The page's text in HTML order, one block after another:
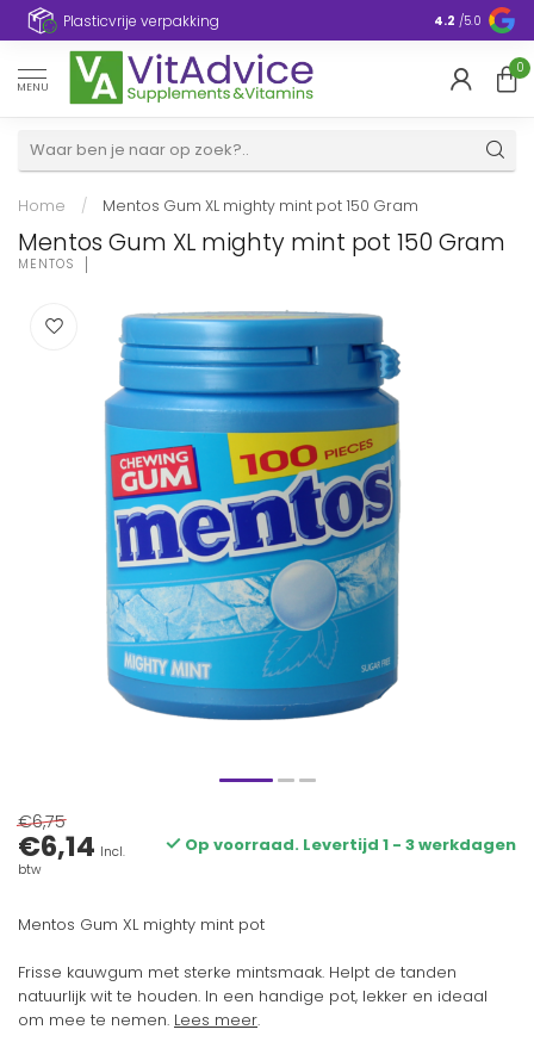
Plasticvrije verpakking 4.2 /5.0
MENU
0
Home / Mentos Gum XL mighty mint pot 150 Gram
Mentos Gum XL mighty mint pot 150 Gram
MENTOS
€6,75
€6,14 Incl.
btw
Op voorraad. Levertijd 1 - 3 werkdagen
Mentos Gum XL mighty mint pot
Frisse kauwgum met sterke mintsmaak. Helpt de tanden
natuurlijk wit te houden. In een handige pot, lekker en ideaal
om mee te nemen. Lees meer.